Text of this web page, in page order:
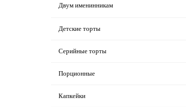
Двум именинникам
Детские торты
Серийные торты
Порционные
Капкейки